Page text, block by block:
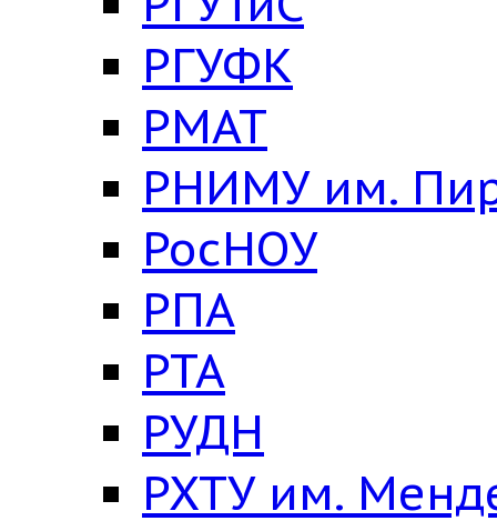
РГУФК
РМАТ
РНИМУ им.
РосНОУ
РПА
РТА
РУДН
РХТУ им.